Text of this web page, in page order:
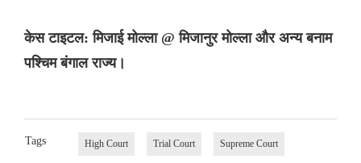
केस टाइटल: मिजाई मोल्ला @ मिजानुर मोल्ला और अन्य बनाम
पश्चिम बंगाल राज्य।
Tags High Court Trial Court Supreme Court